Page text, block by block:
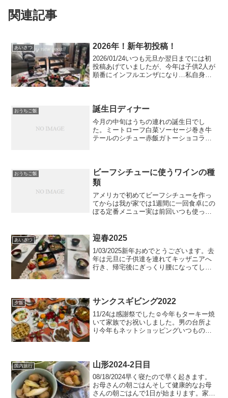
関連記事
あいさつ 2026年！新年初投稿！
2026/01/24いつも元旦か翌日までには初
投稿あげていましたが、今年は子供2人が
順番にインフルエンザになり…私自身は
の子はすぐに...
おうちご飯 誕生日ディナー
今月の中旬はうちの連れの誕生日でし
た。ミートローフ白菜ソーセージ巻き牛
テールのシチュー赤飯ガトーショコラお
入。アメリカで習ったビ...
おうちご飯
ビーフシチューに使うワインの種
類
アメリカで初めてビーフシチューを作っ
てからは我が家では1週間に一回食卓にの
ぼる定番メニュー実は前回いつも使って
っちゃいましたワインには詳しくないの
ですが、なんとなく酸味...
あいさつ 迎春2025
1/03/2025新年おめでとうございます。去
年は元旦に子供達を連れてキッザニアへ
行き、帰宅後にぎっくり腰になってしま
ことができず...
夕飯 サンクスギビング2022
11/24は感謝祭でした☺︎今年もターキー焼
いて家族でお祝いしました。男の台所よ
り今年もネットショッピングいつもの、
りしてる、...
国内旅行 山形2024-2日目
08/18/2024早く寝たので早く起きます。
お母さんの朝ごはんそして健康的なお母
さんの朝ごはんで1日が始まります。家庭